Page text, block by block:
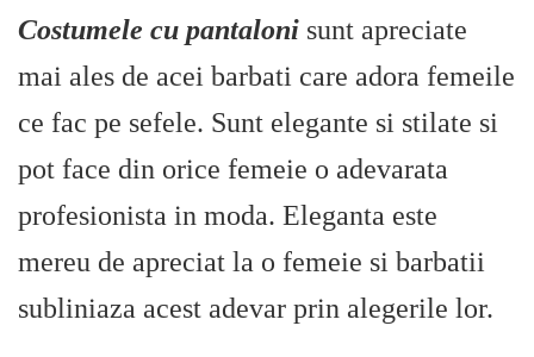
Costumele cu pantaloni sunt apreciate
mai ales de acei barbati care adora femeile
ce fac pe sefele. Sunt elegante si stilate si
pot face din orice femeie o adevarata
profesionista in moda. Eleganta este
mereu de apreciat la o femeie si barbatii
subliniaza acest adevar prin alegerile lor.